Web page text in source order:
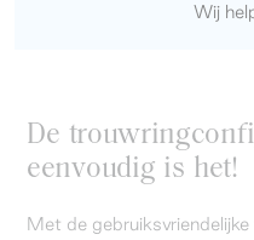
Wij
De
eenvoudig is het!
Met de